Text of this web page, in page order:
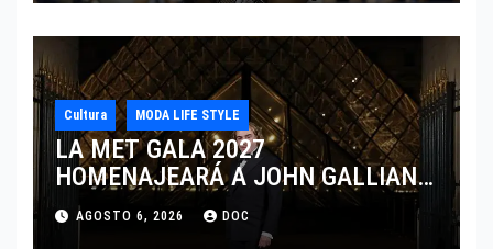
Cultura MODA LIFE STYLE
LA MET GALA 2027
HOMENAJEARÁ A JOHN GALLIANO
MARCANDO EL REGRESO DEL REY
DEL DRAMATISMO
AGOSTO 6, 2026 DOC